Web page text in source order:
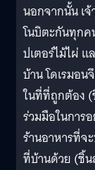
นอกจากนั้น เ
โนบิตะกันทุกค
ปเตอร์ไม้ไผ่
บ้าน โดเรมอ
ในที่ที่ถูกต้อง
ร่วมมือในการ
ร้านอาหารที่จ
ที่บ้านด้วย (ชิ้น